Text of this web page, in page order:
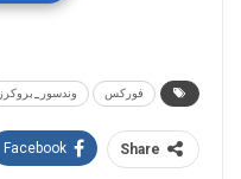
فوركس وندسور_بروكرز
Share
Facebook